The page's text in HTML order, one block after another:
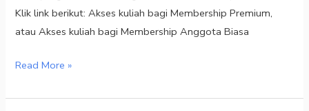
Klik link berikut: Akses kuliah bagi Membership Premium,
atau Akses kuliah bagi Membership Anggota Biasa
Read More »